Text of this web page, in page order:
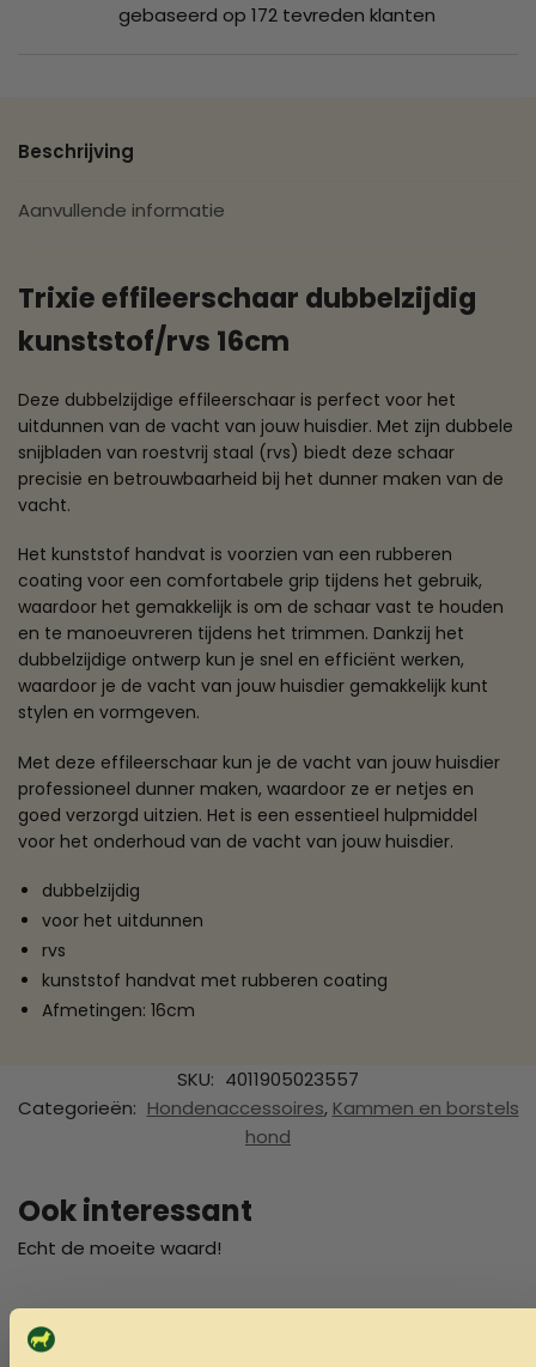
gebaseerd op 172 tevreden klanten
Beschrijving
Aanvullende informatie
Trixie effileerschaar dubbelzijdig
kunststof/rvs 16cm
Deze dubbelzijdige effileerschaar is perfect voor het
uitdunnen van de vacht van jouw huisdier. Met zijn dubbele
snijbladen van roestvrij staal (rvs) biedt deze schaar
precisie en betrouwbaarheid bij het dunner maken van de
vacht.
Het kunststof handvat is voorzien van een rubberen
coating voor een comfortabele grip tijdens het gebruik,
waardoor het gemakkelijk is om de schaar vast te houden
en te manoeuvreren tijdens het trimmen. Dankzij het
dubbelzijdige ontwerp kun je snel en efficiënt werken,
waardoor je de vacht van jouw huisdier gemakkelijk kunt
stylen en vormgeven.
Met deze effileerschaar kun je de vacht van jouw huisdier
professioneel dunner maken, waardoor ze er netjes en
goed verzorgd uitzien. Het is een essentieel hulpmiddel
voor het onderhoud van de vacht van jouw huisdier.
dubbelzijdig
voor het uitdunnen
rvs
kunststof handvat met rubberen coating
Afmetingen: 16cm
SKU: 4011905023557
Categorieën: Hondenaccessoires, Kammen en borstels
hond
Ook interessant
Echt de moeite waard!